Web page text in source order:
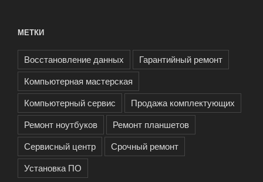
МЕТКИ
Восстановление данных
Гарантийный ремонт
Компьютерная мастерская
Компьютерный сервис
Продажа комплектующих
Ремонт ноутбуков
Ремонт планшетов
Сервисный центр
Срочный ремонт
Установка ПО